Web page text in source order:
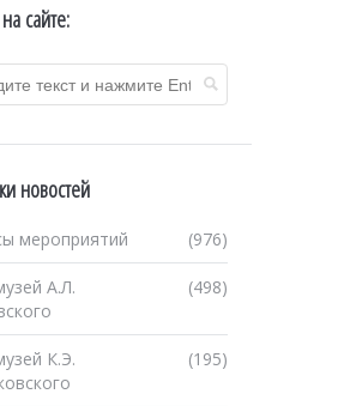
сайте:
новостей
(976)
мероприятий
(498)
А.Л.
(195)
К.Э.